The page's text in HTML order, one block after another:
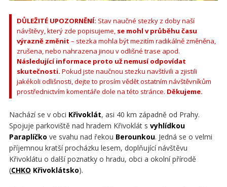
DŮLEŽITÉ UPOZORNĚNÍ: Stav naučné stezky z doby naší
návštěvy, který zde popisujeme, se mohl v průběhu času
výrazně změnit – stezka mohla být mezitím radikálně změněna,
zrušena, nebo nahrazena jinou v odlišné trase apod.
Následující informace proto už nemusí odpovídat
skutečnosti. Pokud jste naučnou stezku navštívili a zjistili
jakékoli odlišnosti, dejte to prosím vědět ostatním návštěvníkům
prostřednictvím komentáře dole na této stránce. Děkujeme.
Nachází se v obci Křivoklát, asi 40 km západně od Prahy.
Spojuje parkoviště nad hradem Křivoklát s vyhlídkou
Paraplíčko ve svahu nad řekou Berounkou. Jedná se o velmi
příjemnou kratší procházku lesem, doplňující návštěvu
Křivoklátu o další poznatky o hradu, obci a okolní přírodě
(CHKO Křivoklátsko).